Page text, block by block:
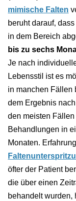
mimische Falten
beruht darauf,
in dem Bereich
bis zu sechs
Je nach
Lebensstil ist es
in manchen Fällen
dem Ergebnis
den meisten
Behandlungen in
Monaten.
öfter der Patient
die über einen
behandelt wurden,